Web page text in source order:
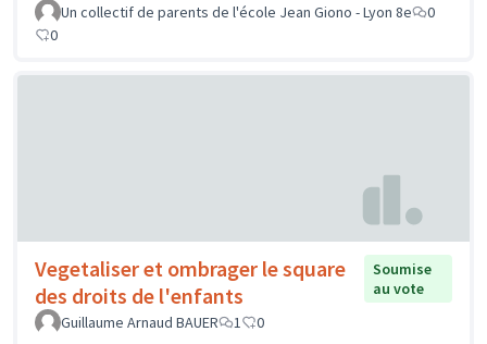
Un collectif de parents de l'école Jean Giono - Lyon 8e
0
0
Vegetaliser et ombrager le square
des droits de l'enfants
Soumise
au vote
Guillaume Arnaud BAUER
1 0